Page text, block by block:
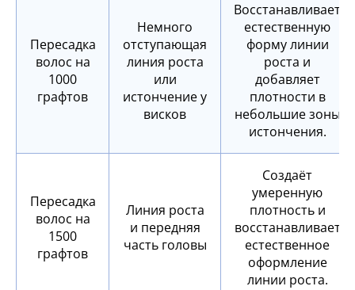
Пересадка
волос на
1000
графтов
Немного
отступающая
линия роста
или
истончение у
висков
Восстанавливает
естественную
форму линии
роста и
добавляет
плотности в
небольшие зоны
истончения.
Пересадка
волос на
1500
графтов
Линия роста
и передняя
часть головы
Создаёт
умеренную
плотность и
восстанавливает
естественное
оформление
линии роста.